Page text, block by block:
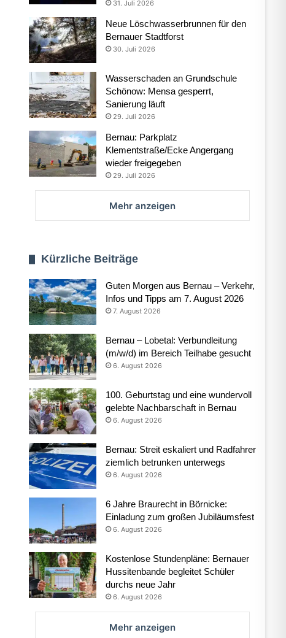
31. Juli 2026
Neue Löschwasserbrunnen für den
Bernauer Stadtforst
30. Juli 2026
Wasserschaden an Grundschule
Schönow: Mensa gesperrt,
Sanierung läuft
29. Juli 2026
Bernau: Parkplatz
Klementstraße/Ecke Angergang
wieder freigegeben
29. Juli 2026
Mehr anzeigen
Kürzliche Beiträge
Guten Morgen aus Bernau – Verkehr,
Infos und Tipps am 7. August 2026
7. August 2026
Bernau – Lobetal: Verbundleitung
(m/w/d) im Bereich Teilhabe gesucht
6. August 2026
100. Geburtstag und eine wundervoll
gelebte Nachbarschaft in Bernau
6. August 2026
Bernau: Streit eskaliert und Radfahrer
ziemlich betrunken unterwegs
6. August 2026
6 Jahre Braurecht in Börnicke:
Einladung zum großen Jubiläumsfest
6. August 2026
Kostenlose Stundenpläne: Bernauer
Hussitenbande begleitet Schüler
durchs neue Jahr
6. August 2026
Mehr anzeigen